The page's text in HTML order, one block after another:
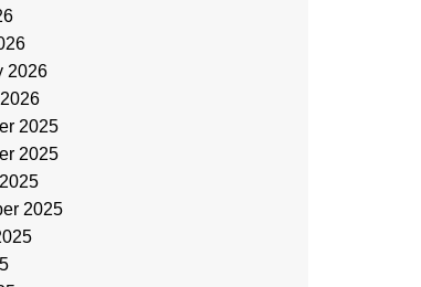
2026
2025
2025
2025